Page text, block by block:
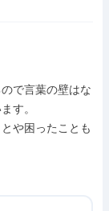
で言葉の壁はな
す。
や困ったことも